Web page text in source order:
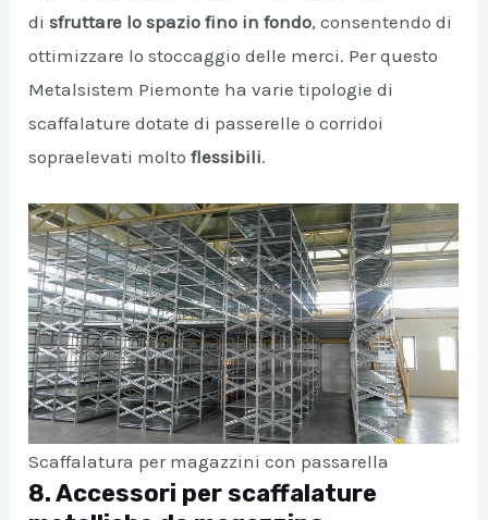
disfruttare lo spazio fino in fondo, consentendo di
ottimizzare lo stoccaggio delle merci. Per questo
Metalsistem Piemonte ha varie tipologie di
scaffalature dotate di passerelle o corridoi
sopraelevati moltoflessibili.
Scaffalatura per magazzini con passarella
8. Accessori per scaffalature